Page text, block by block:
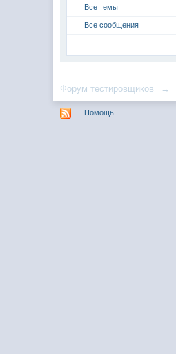
Все темы
Все сообщения
Форум тестировщиков →
Помощь